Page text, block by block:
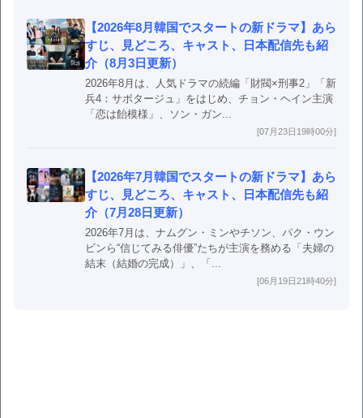
【2026年8月韓国でスタートの新ドラマ】あら
すじ、見どころ、キャスト、日本配信先も紹
介（8月3日更新）
2026年8月は、人気ドラマの続編「財閥×刑事2」「新
兵4：サボタージュ」をはじめ、チョン・ヘイン主演
「恋は飴模様」、ソン・ガン...
[07月23日19時00分]
【2026年7月韓国でスタートの新ドラマ】あら
すじ、見どころ、キャスト、日本配信先も紹
介（7月28日更新）
2026年7月は、ナムグン・ミンやチソン、パク・ウン
ビンら“信じてみる俳優”たちが主演を務める「夫婦の
結末（結婚の完成）」、「...
[06月19日21時40分]